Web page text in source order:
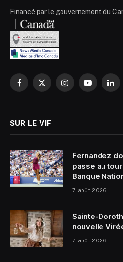
Financé par le gouvernement du
Facebook
X
InstagramYouTube
SUR LE VIF
Fernandez
passe au tour
Banque
7 août 2026
Sainte-
nouvelle
7 août 2026